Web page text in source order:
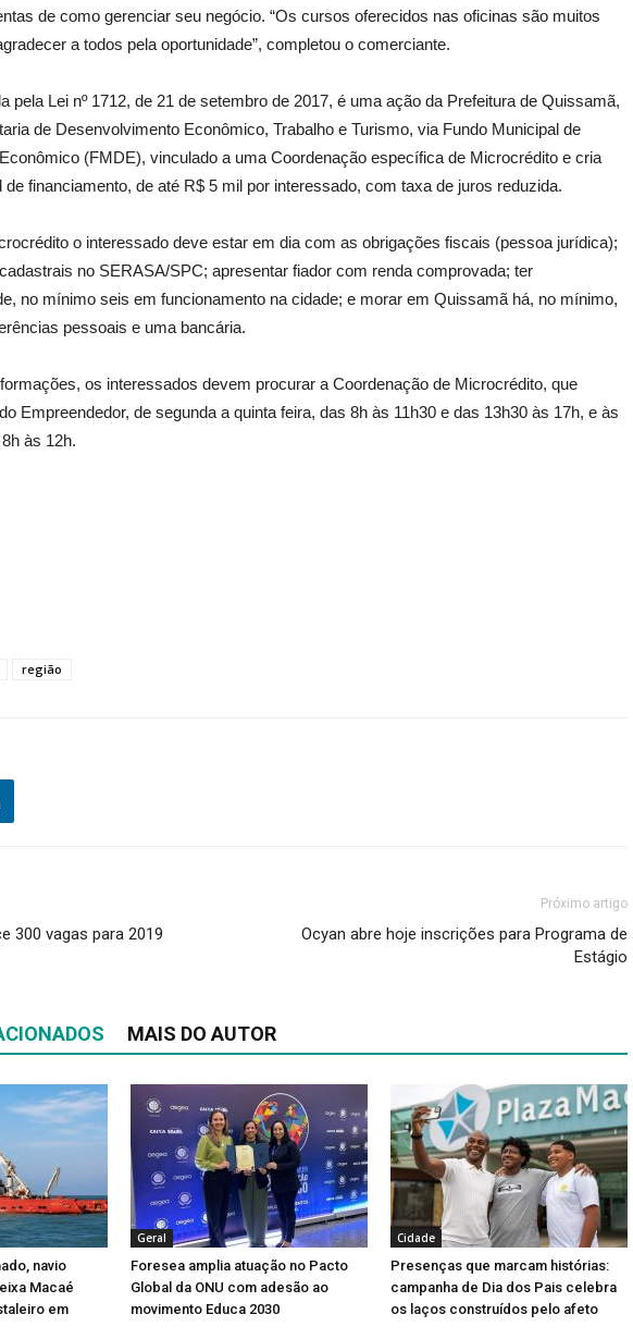
de como gerenciar seu negócio. “Os cursos oferecidos nas oficinas são muitos
a todos pela oportunidade”, completou o comerciante.
pela Lei nº 1712, de 21 de setembro de 2017, é uma ação da Prefeitura de Quissamã,
de Desenvolvimento Econômico, Trabalho e Turismo, via Fundo Municipal de
(FMDE), vinculado a uma Coordenação específica de Microcrédito e cria
de financiamento, de até R$ 5 mil por interessado, com taxa de juros reduzida.
o interessado deve estar em dia com as obrigações fiscais (pessoa jurídica);
no SERASA/SPC; apresentar fiador com renda comprovada; ter
no mínimo seis em funcionamento na cidade; e morar em Quissamã há, no mínimo,
pessoais e uma bancária.
os interessados devem procurar a Coordenação de Microcrédito, que
Empreendedor, de segunda a quinta feira, das 8h às 11h30 e das 13h30 às 17h, e às
às 12h.
região
300 vagas para 2019
Próximo artigo
Ocyan abre hoje inscrições para Programa de
Estágio
MAIS DO AUTOR
navio
Macaé
em
Geral
Foresea amplia atuação no Pacto
Global da ONU com adesão ao
movimento Educa 2030
Cidade
Presenças que marcam histórias:
campanha de Dia dos Pais celebra
os laços construídos pelo afeto